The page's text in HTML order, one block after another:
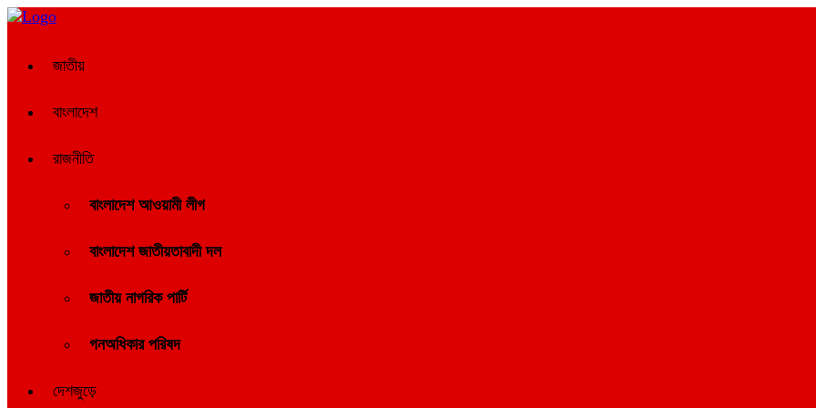
জাতীয়
বাংলাদেশ
রাজনীতি
বাংলাদেশ আওয়ামী লীগ
বাংলাদেশ জাতীয়তাবাদী দল
জাতীয় নাগরিক পার্টি
গনঅধিকার পরিষদ
দেশজুড়ে